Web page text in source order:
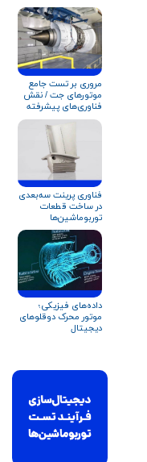
آیرودینامیک
مروری بر تست جامع
موتورهای جت / نقش
فناوری‌های پیشرفته
اندازه‌گیری و
داده‌برداری در آزمایش
موتورهای هوایی
فناوری پرینت سه‌بعدی
در ساخت قطعات
توربوماشین‌ها
داده‌های فیزیکی؛
موتور محرک دوقلوهای
دیجیتال